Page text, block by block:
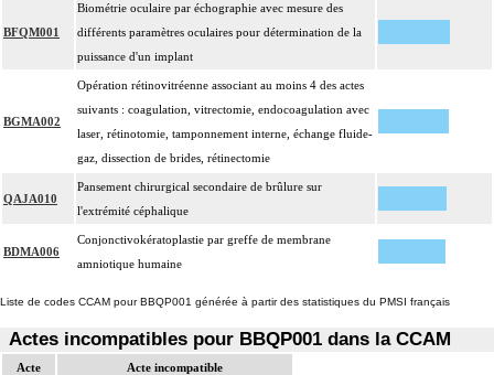
BFQM001
Biométrie oculaire par échographie avec mesure des
différents paramètres oculaires pour détermination de la
puissance d'un implant
BGMA002
Opération rétinovitréenne associant au moins 4 des actes
suivants : coagulation, vitrectomie, endocoagulation avec
laser, rétinotomie, tamponnement interne, échange fluide-
gaz, dissection de brides, rétinectomie
QAJA010
Pansement chirurgical secondaire de brûlure sur
l'extrémité céphalique
BDMA006
Conjonctivokératoplastie par greffe de membrane
amniotique humaine
Liste de codes CCAM pour BBQP001 générée à partir des statistiques du PMSI français
Actes incompatibles pour BBQP001 dans la CCAM
Acte Acte incompatible